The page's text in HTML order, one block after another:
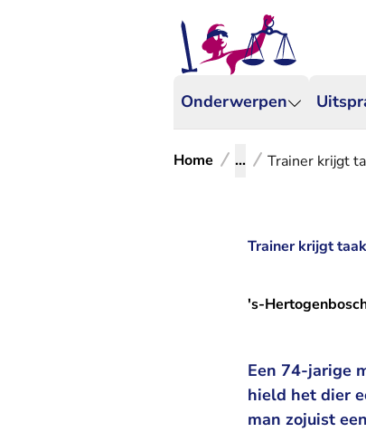
Onderwerpen
Home ... Trainer krijgt
Trainer krijgt
's-
Een 74-jarige
hield het dier
man zojuist